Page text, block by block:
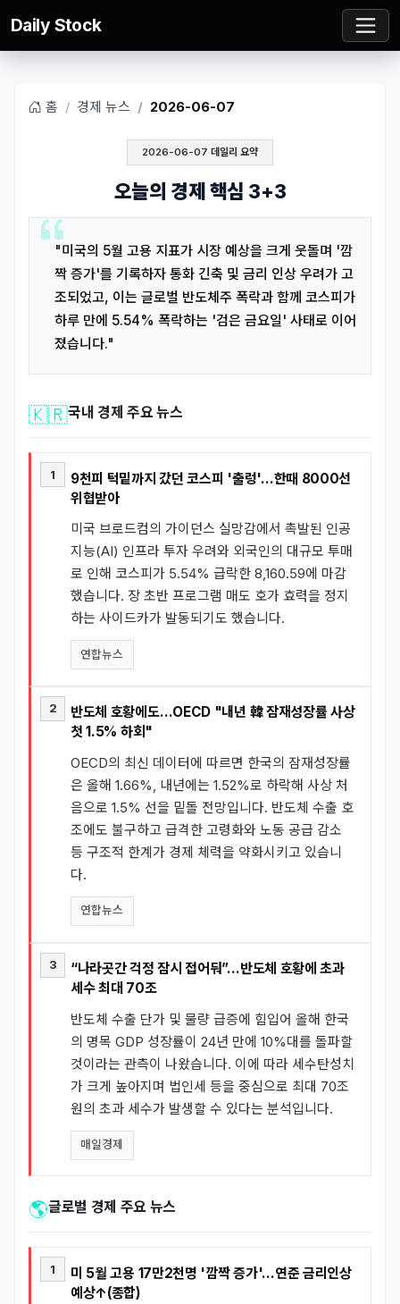
Daily Stock
홈 경제 뉴스 2026-06-07
2026-06-07 데일리 요약
오늘의 경제 핵심 3+3
"미국의 5월 고용 지표가 시장 예상을 크게 웃돌며 '깜
짝 증가'를 기록하자 통화 긴축 및 금리 인상 우려가 고
조되었고, 이는 글로벌 반도체주 폭락과 함께 코스피가
하루 만에 5.54% 폭락하는 '검은 금요일' 사태로 이어
졌습니다."
🇰🇷국내 경제 주요 뉴스
1
9천피 턱밑까지 갔던 코스피 '출렁'…한때 8000선
위협받아
미국 브로드컴의 가이던스 실망감에서 촉발된 인공
지능(AI) 인프라 투자 우려와 외국인의 대규모 투매
로 인해 코스피가 5.54% 급락한 8,160.59에 마감
했습니다. 장 초반 프로그램 매도 호가 효력을 정지
하는 사이드카가 발동되기도 했습니다.
연합뉴스
2
반도체 호황에도…OECD "내년 韓 잠재성장률 사상
첫 1.5% 하회"
OECD의 최신 데이터에 따르면 한국의 잠재성장률
은 올해 1.66%, 내년에는 1.52%로 하락해 사상 처
음으로 1.5% 선을 밑돌 전망입니다. 반도체 수출 호
조에도 불구하고 급격한 고령화와 노동 공급 감소
등 구조적 한계가 경제 체력을 약화시키고 있습니
다.
연합뉴스
3
“나라곳간 걱정 잠시 접어둬”…반도체 호황에 초과
세수 최대 70조
반도체 수출 단가 및 물량 급증에 힘입어 올해 한국
의 명목 GDP 성장률이 24년 만에 10%대를 돌파할
것이라는 관측이 나왔습니다. 이에 따라 세수탄성치
가 크게 높아지며 법인세 등을 중심으로 최대 70조
원의 초과 세수가 발생할 수 있다는 분석입니다.
매일경제
🌎글로벌 경제 주요 뉴스
1
미 5월 고용 17만2천명 '깜짝 증가'…연준 금리인상
예상↑(종합)